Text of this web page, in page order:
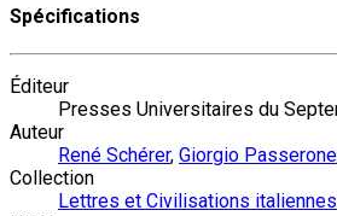
Spécifications
Éditeur
Presses Universitaires du
Auteur
René Schérer, Giorgio Passerone
Collection
Lettres et Civilisations italiennes